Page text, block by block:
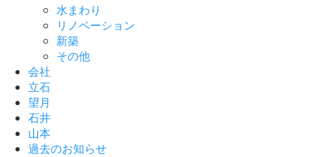
水まわり
リノベーション
新築
その他
会社
立石
望月
石井
山本
過去のお知らせ